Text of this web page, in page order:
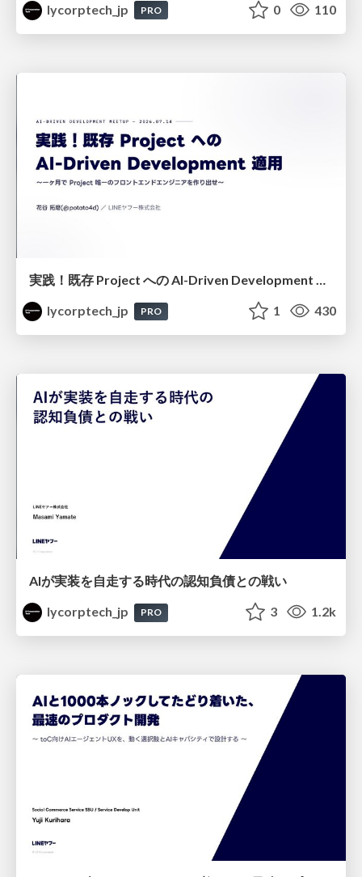
lycorptech_jp
PRO 0 110
実践！既存 Project への AI-Driven Development 適用〜 一ヶ月で Project 唯一のフロントエンドエンジニアを作り出せ〜
lycorptech_jp
PRO 1 430
AIが実装を自走する時代の認知負債との戦い
lycorptech_jp
PRO 3 1.2k